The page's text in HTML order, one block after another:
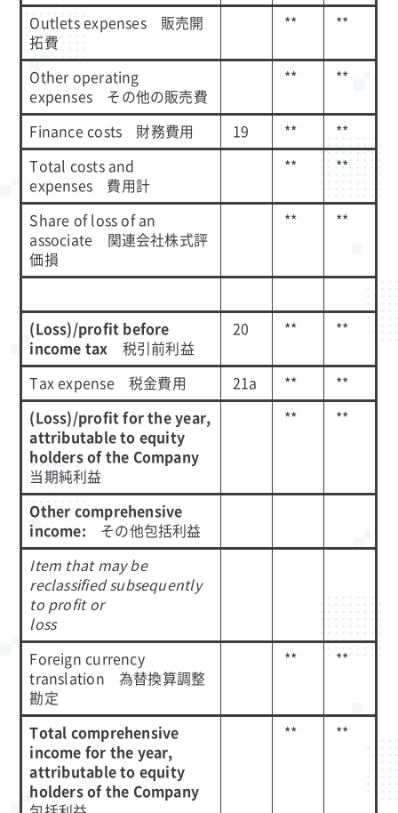
Outlets expenses 販売開
拓費
** **
Other operating
expenses その他の販売費
** **
Finance costs 財務費用 19 **
**
Total costs and
expenses 費用計
** **
Share of loss of an
associate 関連会社株式評
価損
** **
(Loss)/profit before
income tax 税引前利益
20 ** **
Tax expense 税金費用 21a **
**
(Loss)/profit for the year,
attributable to equity
holders of the Company
当期純利益
** **
Other comprehensive
income: その他包括利益
Item that may be
reclassified subsequently
to profit or
loss
Foreign currency
translation 為替換算調整
勘定
** **
Total comprehensive
income for the year,
attributable to equity
holders of the Company
** **